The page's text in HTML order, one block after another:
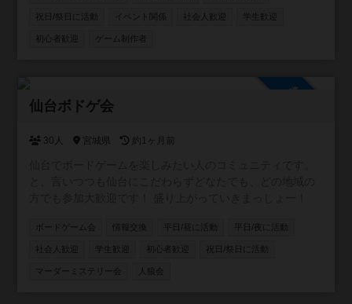
祝日/祭日に活動 イベント関係 社会人歓迎 学生歓迎
初心者歓迎 ゲーム制作者
仙台ボドゲ会
30人 宮城県 約1ヶ月前
ボードゲーム会 情報交換 平日/昼に活動 平日/夜に活動
社会人歓迎 学生歓迎 初心者歓迎 祝日/祭日に活動
マーダーミステリー会 人狼会